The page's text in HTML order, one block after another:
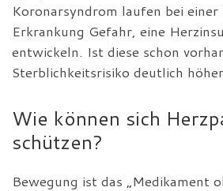
Koronarsyndrom laufen bei
Erkrankung Gefahr, eine
entwickeln. Ist diese schon
Sterblichkeitsrisiko deutlich
Wie können sich
schützen?
Bewegung ist das „Medikament